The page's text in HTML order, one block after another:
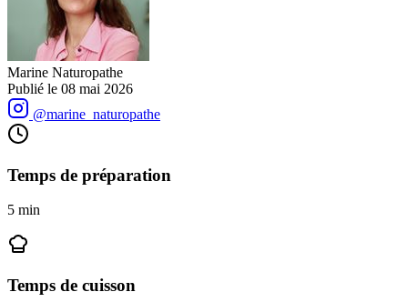
Marine Naturopathe
Publié le 08 mai 2026
@marine_naturopathe
Temps de préparation
5 min
Temps de cuisson